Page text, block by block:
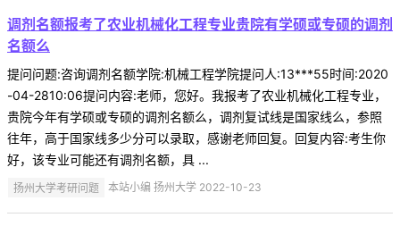
调剂名额报考了农业机械化工程专业贵院有学硕或专硕的调剂
名额么
提问问题:咨询调剂名额学院:机械工程学院提问人:13***55时间:2020
-04-2810:06提问内容:老师，您好。我报考了农业机械化工程专业，
贵院今年有学硕或专硕的调剂名额么，调剂复试线是国家线么，参照
往年，高于国家线多少分可以录取，感谢老师回复。回复内容:考生你
好，该专业可能还有调剂名额，具 ...
扬州大学考研问题 本站小编 扬州大学 2022-10-23